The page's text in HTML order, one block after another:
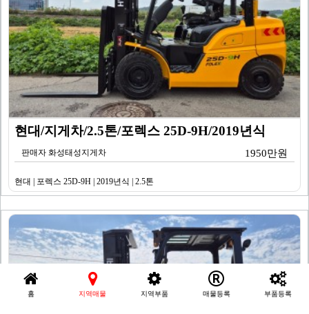
현대/지게차/2.5톤/포렉스 25D-9H/2019년식
판매자 화성태성지게차 1950만원
현대 | 포렉스 25D-9H | 2019년식 | 2.5톤
홈 지역매물 지역부품 매물등록 부품등록